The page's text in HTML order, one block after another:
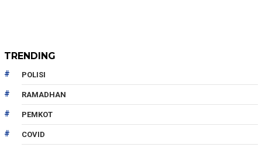
TRENDING
POLISI
RAMADHAN
PEMKOT
COVID